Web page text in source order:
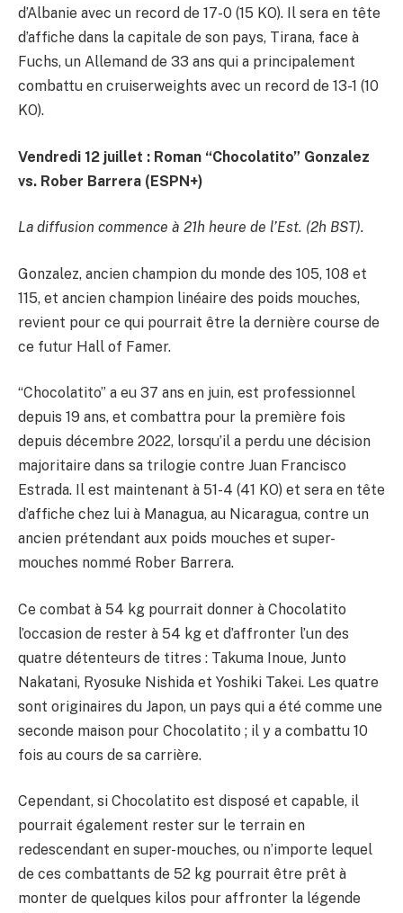
d’Albanie avec un record de 17-0 (15 KO). Il sera en tête
d’affiche dans la capitale de son pays, Tirana, face à
Fuchs, un Allemand de 33 ans qui a principalement
combattu en cruiserweights avec un record de 13-1 (10
KO).
Vendredi 12 juillet : Roman “Chocolatito” Gonzalez
vs. Rober Barrera (ESPN+)
La diffusion commence à 21h heure de l’Est. (2h BST).
Gonzalez, ancien champion du monde des 105, 108 et
115, et ancien champion linéaire des poids mouches,
revient pour ce qui pourrait être la dernière course de
ce futur Hall of Famer.
“Chocolatito” a eu 37 ans en juin, est professionnel
depuis 19 ans, et combattra pour la première fois
depuis décembre 2022, lorsqu’il a perdu une décision
majoritaire dans sa trilogie contre Juan Francisco
Estrada. Il est maintenant à 51-4 (41 KO) et sera en tête
d’affiche chez lui à Managua, au Nicaragua, contre un
ancien prétendant aux poids mouches et super-
mouches nommé Rober Barrera.
Ce combat à 54 kg pourrait donner à Chocolatito
l’occasion de rester à 54 kg et d’affronter l’un des
quatre détenteurs de titres : Takuma Inoue, Junto
Nakatani, Ryosuke Nishida et Yoshiki Takei. Les quatre
sont originaires du Japon, un pays qui a été comme une
seconde maison pour Chocolatito ; il y a combattu 10
fois au cours de sa carrière.
Cependant, si Chocolatito est disposé et capable, il
pourrait également rester sur le terrain en
redescendant en super-mouches, ou n’importe lequel
de ces combattants de 52 kg pourrait être prêt à
monter de quelques kilos pour affronter la légende